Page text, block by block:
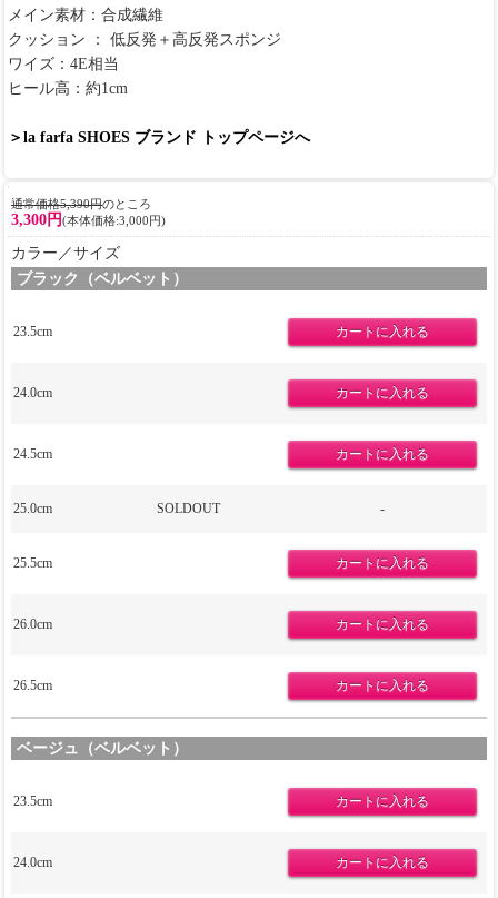
メイン素材：合成繊維
クッション ： 低反発＋高反発スポンジ
ワイズ：4E相当
ヒール高：約1cm
＞la farfa SHOES ブランド トップページへ
通常価格5,390円のところ
3,300円(本体価格:3,000円)
カラー／サイズ
ブラック（ベルベット）
23.5cm
24.0cm
24.5cm
25.0cm SOLDOUT -
25.5cm
26.0cm
26.5cm
ベージュ（ベルベット）
23.5cm
24.0cm